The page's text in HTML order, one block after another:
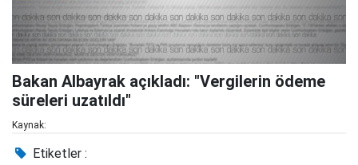
Bakan Albayrak açıkladı: "Vergilerin ödeme
süreleri uzatıldı"
Kaynak:
Etiketler :